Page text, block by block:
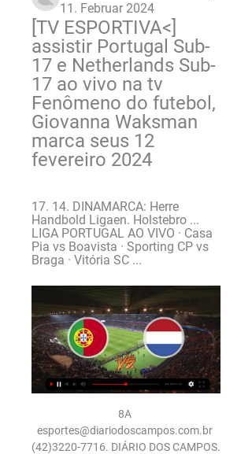
11. Februar 2024
[TV ESPORTIVA<]
assistir Portugal Sub-
17 e Netherlands Sub-
17 ao vivo na tv
Fenômeno do futebol,
Giovanna Waksman
marca seus 12
fevereiro 2024
17. 14. DINAMARCA: Herre
Handbold Ligaen. Holstebro ...
LIGA PORTUGAL AO VIVO · Casa
Pia vs Boavista · Sporting CP vs
Braga · Vitória SC ...
8A
esportes@diariodoscampos.com.br
(42)3220-7716. DIÁRIO DOS CAMPOS.